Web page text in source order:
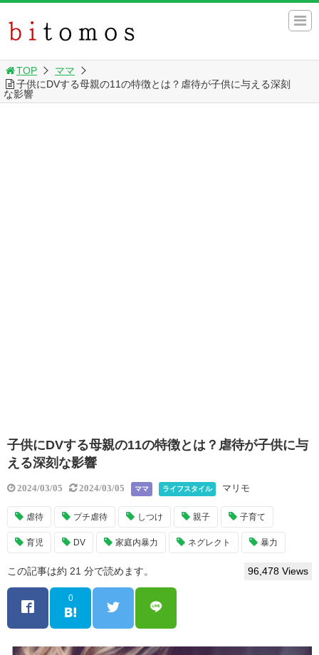
TOP
ママ
子供にDVする母親の11の特徴とは？虐待が子供に与える深刻
な影響
子供にDVする母親の11の特徴とは？虐待が子供に与
える深刻な影響
2024/03/05 2024/03/05 ママ ライフスタイル マリモ
虐待 プチ虐待 しつけ 親子 子育て
育児 DV 家庭内暴力 ネグレクト 暴力
この記事は約 21 分で読めます。 96,478 Views
0